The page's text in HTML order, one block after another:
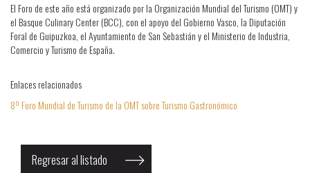
El Foro de este año está organizado por la Organización Mundial del Turismo (OMT) y
el Basque Culinary Center (BCC), con el apoyo del Gobierno Vasco, la Diputación
Foral de Guipuzkoa, el Ayuntamiento de San Sebastián y el Ministerio de Industria,
Comercio y Turismo de España.
Enlaces relacionados
8º Foro Mundial de Turismo de la OMT sobre Turismo Gastronómico
Regresar al listado